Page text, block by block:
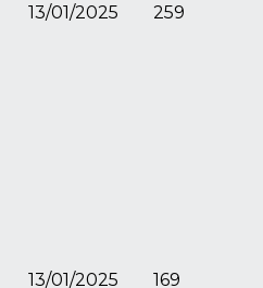
13/01/2025 259
13/01/2025 169